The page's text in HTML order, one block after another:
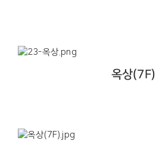
옥상(7F)